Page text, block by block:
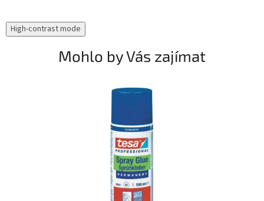
High-contrast mode
Mohlo by Vás zajímat